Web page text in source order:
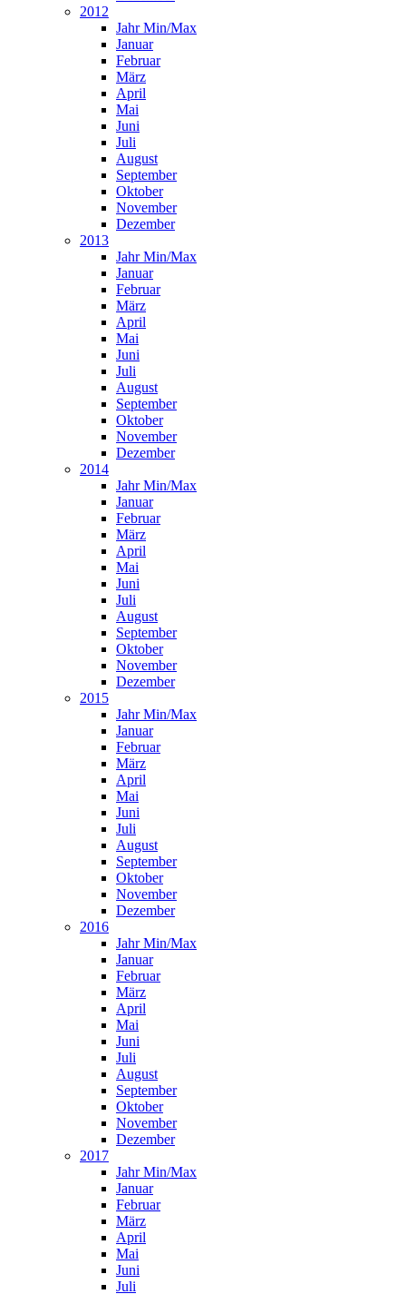
2012
Jahr Min/Max
Januar
Februar
März
April
Mai
Juni
Juli
August
September
Oktober
November
Dezember
2013
Jahr Min/Max
Januar
Februar
März
April
Mai
Juni
Juli
August
September
Oktober
November
Dezember
2014
Jahr Min/Max
Januar
Februar
März
April
Mai
Juni
Juli
August
September
Oktober
November
Dezember
2015
Jahr Min/Max
Januar
Februar
März
April
Mai
Juni
Juli
August
September
Oktober
November
Dezember
2016
Jahr Min/Max
Januar
Februar
März
April
Mai
Juni
Juli
August
September
Oktober
November
Dezember
2017
Jahr Min/Max
Januar
Februar
März
April
Mai
Juni
Juli